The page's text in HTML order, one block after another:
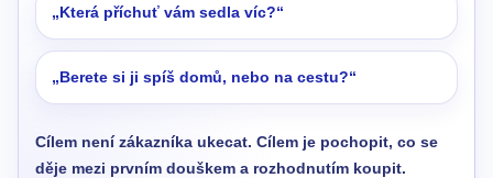
„Která příchuť vám sedla víc?“
„Berete si ji spíš domů, nebo na cestu?“
Cílem není zákazníka ukecat. Cílem je pochopit, co se
děje mezi prvním douškem a rozhodnutím koupit.